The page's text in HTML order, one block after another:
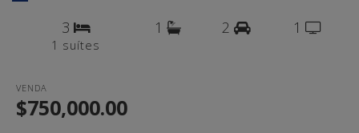
3
1 suítes
1 2 1
VENDA
$750,000.00